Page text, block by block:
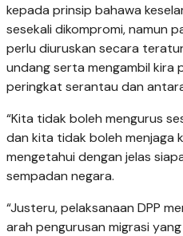
kepada prinsip bahawa
sesekali dikompromi, namun
perlu diuruskan secara
undang serta mengambil kira
peringkat serantau dan
“Kita tidak boleh mengurus
dan kita tidak boleh menjaga
mengetahui dengan jelas
sempadan negara.
“Justeru, pelaksanaan DPP
arah pengurusan migrasi